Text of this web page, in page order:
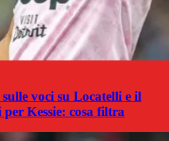
voci su Locatelli e il
Kessie: cosa filtra